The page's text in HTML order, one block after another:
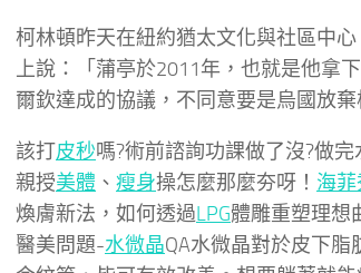
柯林頓昨天在紐約猶太文化與社區中
上說：「蒲亭於2011年，也就是他拿
爾欽達成的協議，不同意要是烏國放
該打皮秒嗎?術前諮詢功課做了沒?做
親授美體 、 瘦身操怎麼那麼夯呀！ 海
煥膚新法，如何透過LPG體雕重塑理想
醫美問題-水微晶QA水微晶對於皮下